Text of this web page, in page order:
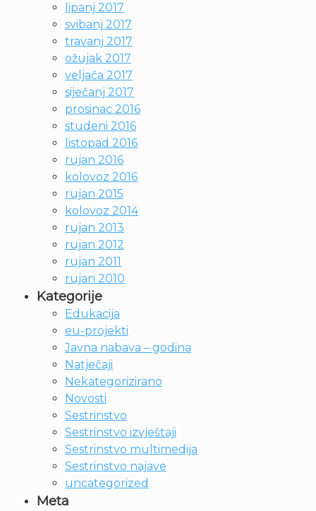
lipanj 2017
svibanj 2017
travanj 2017
ožujak 2017
veljača 2017
siječanj 2017
prosinac 2016
studeni 2016
listopad 2016
rujan 2016
kolovoz 2016
rujan 2015
kolovoz 2014
rujan 2013
rujan 2012
rujan 2011
rujan 2010
Kategorije
Edukacija
eu-projekti
Javna nabava – godina
Natječaji
Nekategorizirano
Novosti
Sestrinstvo
Sestrinstvo izvještaji
Sestrinstvo multimedija
Sestrinstvo najave
uncategorized
Meta